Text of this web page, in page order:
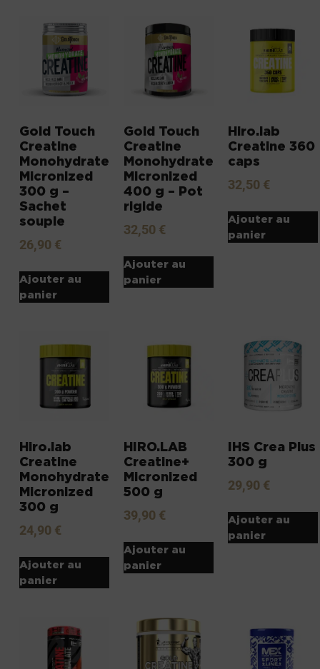
Gold Touch
Creatine
Monohydrate
Micronized
300 g –
Sachet
souple
26,90 €
Ajouter au
panier
Gold Touch
Creatine
Monohydrate
Micronized
400 g – Pot
rigide
32,50 €
Ajouter au
panier
Hiro.lab
Creatine 360
caps
32,50 €
Ajouter au
panier
Hiro.lab
Creatine
Monohydrate
Micronized
300 g
24,90 €
Ajouter au
panier
HIRO.LAB
Creatine+
Micronized
500 g
39,90 €
Ajouter au
panier
IHS Crea Plus
300 g
29,90 €
Ajouter au
panier